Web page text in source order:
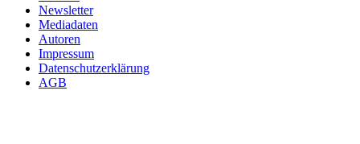
Newsletter
Mediadaten
Autoren
Impressum
Datenschutzerklärung
AGB